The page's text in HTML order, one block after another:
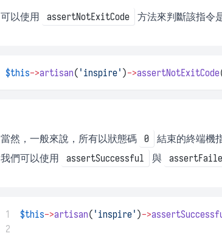
可以使用 assertNotExitCode 方法來判斷該指令
$this->artisan( 'inspire' )->assertNotExitCode
當然，一般來說，所有以狀態碼 0
結束的終端機
我們可以使用
assertSuccessful 與
1 $this->artisan( 'inspire' )->
2